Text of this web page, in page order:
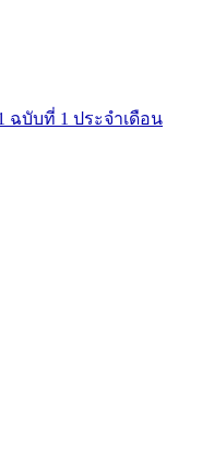
ฉบับที่ 1 ประจำเดือน